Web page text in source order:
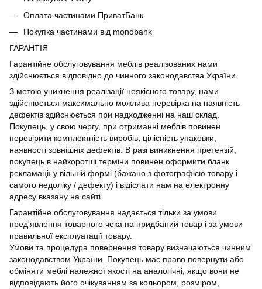
Оплата частинами ПриватБанк
Покупка частинами від monobank
ГАРАНТІЯ
Гарантійне обслуговування меблів реалізованих нами
здійснюється відповідно до чинного законодавства України.
З метою уникнення реалізації неякісного товару, нами
здійснюється максимально можлива перевірка на наявність
дефектів здійснюється при надходженні на наш склад.
Покупець, у свою чергу, при отриманні меблів повинен
перевірити комплектність виробів, цілісність упаковки,
наявності зовнішніх дефектів. В разі виникнення претензій,
покупець в найкоротші терміни повинен оформити бланк
рекламації у вільній формі (бажано з фотографією товару і
самого недоліку / дефекту) і відіслати нам на електронну
адресу вказану на сайті.
Гарантійне обслуговування надається тільки за умови
пред'явлення товарного чека на придбаний товар і за умови
правильної експлуатації товару.
Умови та процедура повернення товару визначаються чинним
законодавством України. Покупець має право повернути або
обміняти меблі належної якості на аналогічні, якщо вони не
відповідають його очікуванням за кольором, розміром,